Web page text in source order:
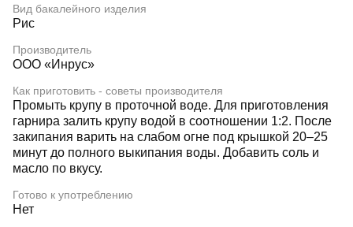
Вид бакалейного изделия
Рис
Производитель
ООО «Инрус»
Как приготовить - советы производителя
Промыть крупу в проточной воде. Для приготовления
гарнира залить крупу водой в соотношении 1:2. После
закипания варить на слабом огне под крышкой 20–25
минут до полного выкипания воды. Добавить соль и
масло по вкусу.
Готово к употреблению
Нет